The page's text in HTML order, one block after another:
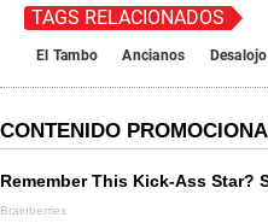
TAGS RELACIONADOS
El Tambo Ancianos Desalojo